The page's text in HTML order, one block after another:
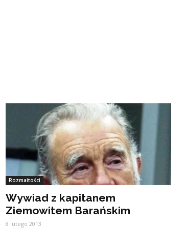
Rozmaitości
Wywiad z kapitanem
Ziemowitem Barańskim
8 lutego 2013